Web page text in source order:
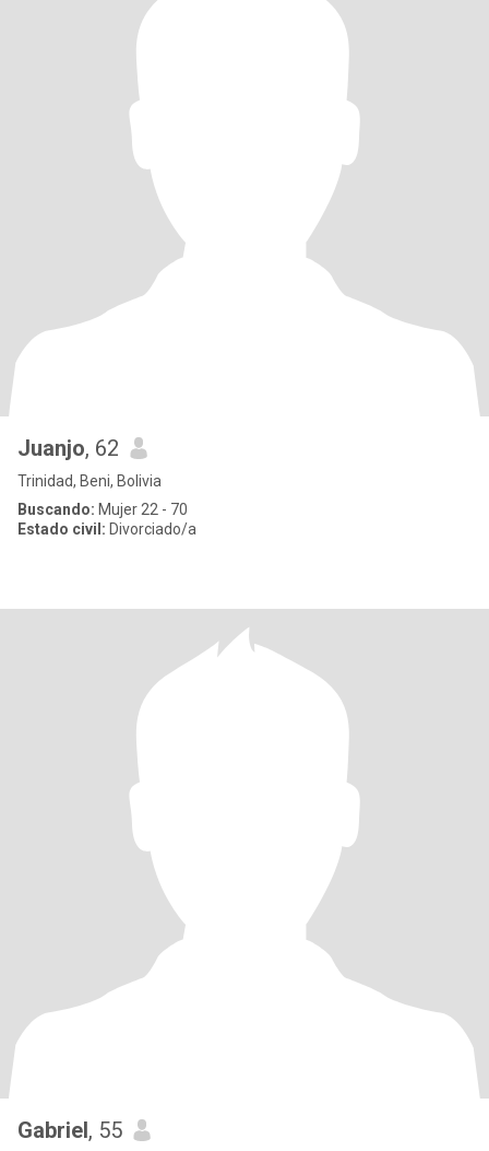
Juanjo, 62
Trinidad, Beni, Bolivia
Buscando: Mujer 22 - 70
Estado civil: Divorciado/a
Gabriel, 55